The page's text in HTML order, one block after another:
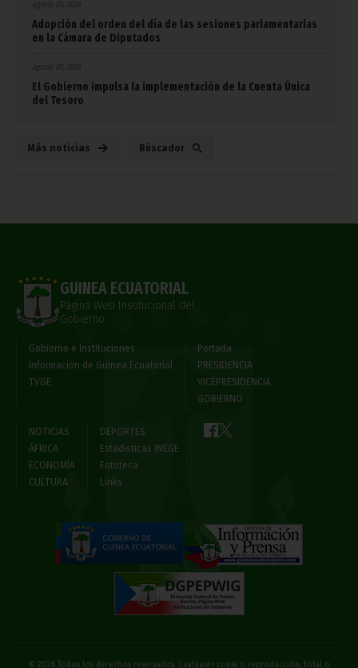
Adopción del orden del día de las sesiones parlamentarias
en la Cámara de Diputados
El Gobierno impulsa la implementación de la Cuenta Única
del Tesoro
Más noticias Búscador
GUINEA ECUATORIAL
Página Web Institucional del
Gobierno
Gobierno e Instituciones
Información de Guinea Ecuatorial
TVGE
Portada
PRESIDENCIA
VICEPRESIDENCIA
GOBIERNO
NOTICIAS
ÁFRICA
ECONOMÍA
CULTURA
DEPORTES
Estadísticas INEGE
Fototeca
Links
© 2026 Todos los derechos reservados. Cualquier copia o reproducción, total o